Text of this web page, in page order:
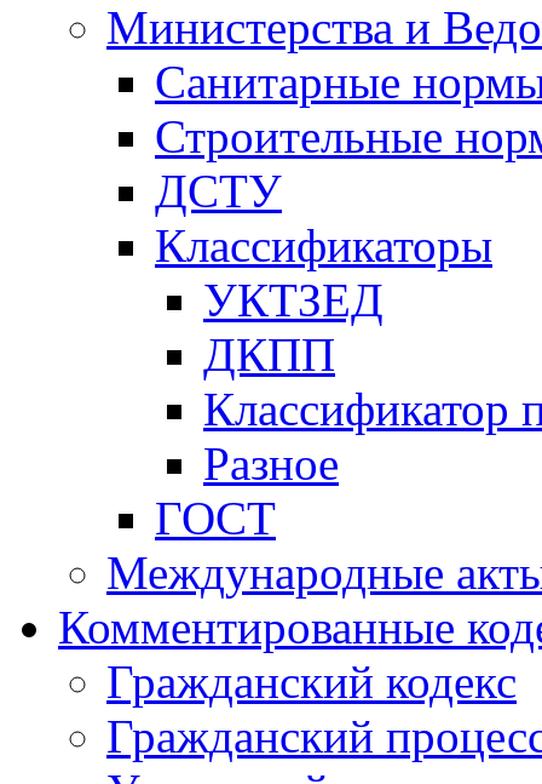
Министерства и
Санитарные
Строительные
ДСТУ
Классификаторы
УКТЗЕД
ДКПП
Классификатор
Разное
ГОСТ
Международные
Комментированные
Гражданский кодекс
Гражданский